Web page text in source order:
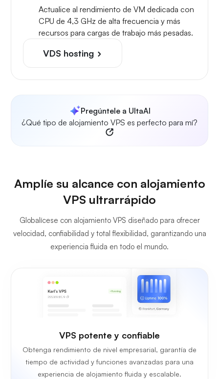
Actualice al rendimiento de VM dedicada con
CPU de 4,3 GHz de alta frecuencia y más
recursos para cargas de trabajo más pesadas.
VDS hosting
Pregúntele a UltaAI
¿Qué tipo de alojamiento VPS es perfecto para mí?
Amplíe su alcance con alojamiento
VPS ultrarrápido
Globalícese con alojamiento VPS diseñado para ofrecer
velocidad, confiabilidad y total flexibilidad, garantizando una
experiencia fluida en todo el mundo.
VPS potente y confiable
Obtenga rendimiento de nivel empresarial, garantía de
tiempo de actividad y funciones avanzadas para una
experiencia de alojamiento fluida y escalable.